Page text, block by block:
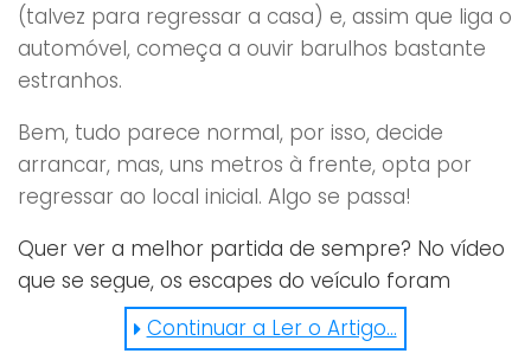
(talvez para regressar a casa) e, assim que liga o
automóvel, começa a ouvir barulhos bastante
estranhos.
Bem, tudo parece normal, por isso, decide
arrancar, mas, uns metros à frente, opta por
regressar ao local inicial. Algo se passa!
Quer ver a melhor partida de sempre? No vídeo
que se segue, os escapes do veículo foram
tapados com… galinhas de borracha,
explicando-se assim o divertido som produzido
Continuar a Ler o Artigo...